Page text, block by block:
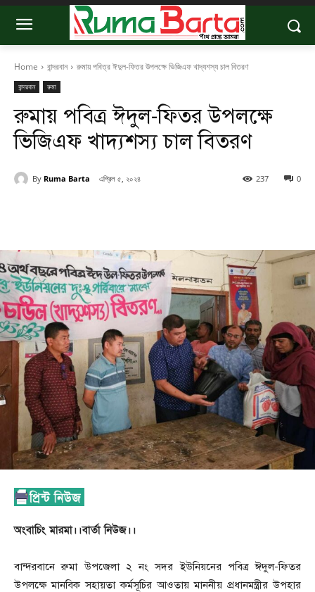
Home বান্দরবান রুমায় পবিত্র ঈদুল-ফিতর উপলক্ষে ভিজিএফ খাদ্যশস্য চাল বিতরণ
বান্দরবান রুমা
রুমায় পবিত্র ঈদুল-ফিতর উপলক্ষে
ভিজিএফ খাদ্যশস্য চাল বিতরণ
By Ruma Barta এপ্রিল ৫, ২০২৪ 0
237
অংবাচিং মারমা।।বার্তা নিউজ।।
বান্দরবানে রুমা উপজেলা ২ নং সদর ইউনিয়নের পবিত্র ঈদুল-ফিতর
উপলক্ষে মানবিক সহায়তা কর্মসূচির আওতায় মাননীয় প্রধানমন্ত্রীর উপহার